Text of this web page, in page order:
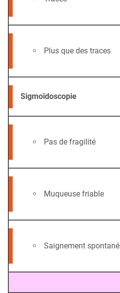
Plus que des traces
Sigmoïdoscopie
Pas de fragilité
Muqueuse friable
Saignement spontané